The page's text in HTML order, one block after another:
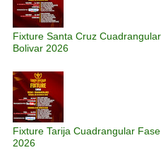
Fixture Santa Cruz
Bolivar 2026
Fixture Tarija Cuadrangular
2026